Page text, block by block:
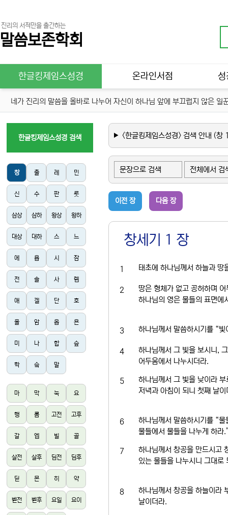
진리의 서적만을 출간하는
말씀보존학회
메인 메뉴
한글킹제임스성경 온라인서점 성
네가 진리의 말씀을 올바로 나누어 자신이 하나님 앞에 부끄럽지 않은
<한글킹제임스성경> 검색 안내 (
이전 장 다음 장
창세기 1 장
1 태초에 하나님께서 하늘과 땅
2
땅은 형체가 없고 공허하며
하나님의 영은 물들의 표면에
3 하나님께서 말씀하시기를 “
4
하나님께서 그 빛을 보시니,
어두움에서 나누시더라.
5
하나님께서 그 빛을 낮이라
저녁과 아침이 되니 첫째 날이
6
하나님께서 말씀하시기를 “
물들에서 물들을 나누게 하라
7
하나님께서 창공을 만드시고
있는 물들을 나누시니 그대로
8
하나님께서 창공을 하늘이라
날이더라.
한글킹제임스성경 검색
창 출 레 민
신 수 판 룻
삼상 삼하 왕상 왕하
대상 대하 스 느
에 욥 시 잠
전 솔 사 렘
애 겔 단 호
욜 암 옵 욘
미 나 합 슾
학 슼 말
마 막 눅 요
행 롬 고전 고후
갈 엡 빌 골
살전 살후 딤전 딤후
딛 몬 히 약
벧전 벧후 요일 요이